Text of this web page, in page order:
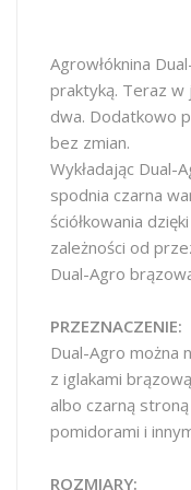
Agrowłóknina
praktyką. Teraz w
dwa. Dodatkowo
bez zmian.
Wykładając
spodnia czarna
ściółkowania
zależności od
Dual-Agro
PRZEZNACZENIE:
Dual-Agro można
z iglakami
albo czarną
pomidorami i
ROZMIARY: